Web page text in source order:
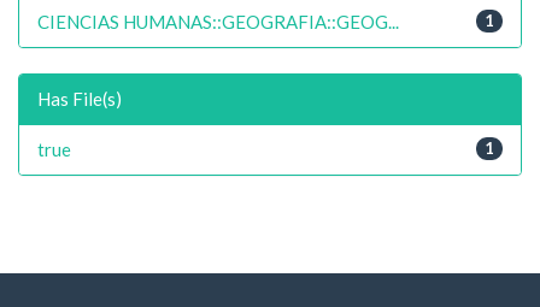
1
CIENCIAS HUMANAS::GEOGRAFIA::GEOG...
Has File(s)
1
true